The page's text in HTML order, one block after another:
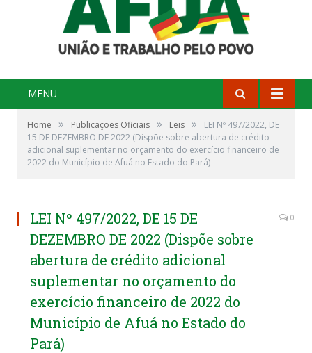
MENU
Home » Publicações Oficiais » Leis »
LEI Nº 497/2022, DE
15 DE DEZEMBRO DE 2022 (Dispõe sobre abertura de crédito
adicional suplementar no orçamento do exercício financeiro de
2022 do Município de Afuá no Estado do Pará)
LEI Nº 497/2022, DE 15 DE
DEZEMBRO DE 2022 (Dispõe sobre
abertura de crédito adicional
suplementar no orçamento do
exercício financeiro de 2022 do
Município de Afuá no Estado do
Pará)
0